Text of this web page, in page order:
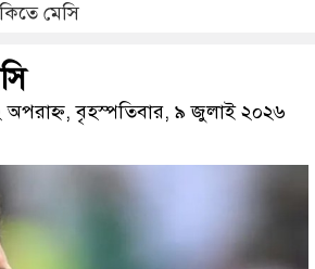
ব্যবহার করতে চায় ভারত: রাশেদ প্রধান
প্রতিমন্ত্রী
মেসি
বৃহস্পতিবার, ৯ জুলাই ২০২৬